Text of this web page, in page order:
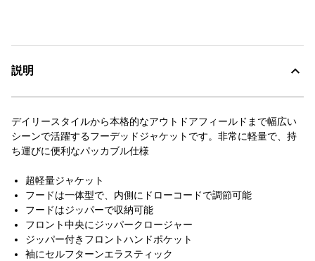
説明
デイリースタイルから本格的なアウトドアフィールドまで幅広い
シーンで活躍するフーデッドジャケットです。非常に軽量で、持
ち運びに便利なパッカブル仕様
超軽量ジャケット
フードは一体型で、内側にドローコードで調節可能
フードはジッパーで収納可能
フロント中央にジッパークロージャー
ジッパー付きフロントハンドポケット
袖にセルフターンエラスティック